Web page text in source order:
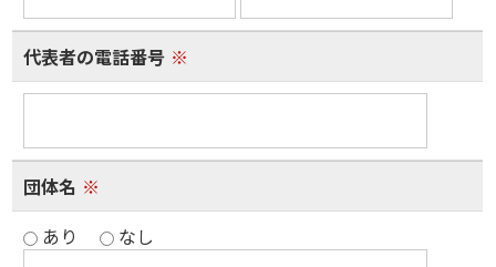
代表者の電話番号 ※
団体名 ※
あり
なし